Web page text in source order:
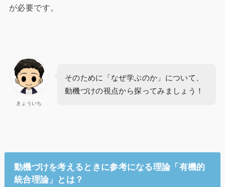
が必要です。
きょういち
そのために「なぜ学ぶのか」について、
動機づけの視点から探ってみましょう！
動機づけを考えるときに参考になる理論「有機的
統合理論」とは？